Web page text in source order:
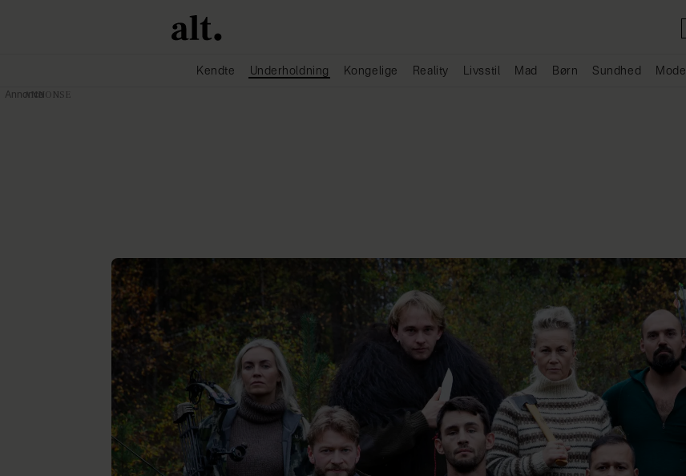
Kendte Underholdning Kongelige Reality Livsstil Mad Børn Sundhed Mode
Annonce